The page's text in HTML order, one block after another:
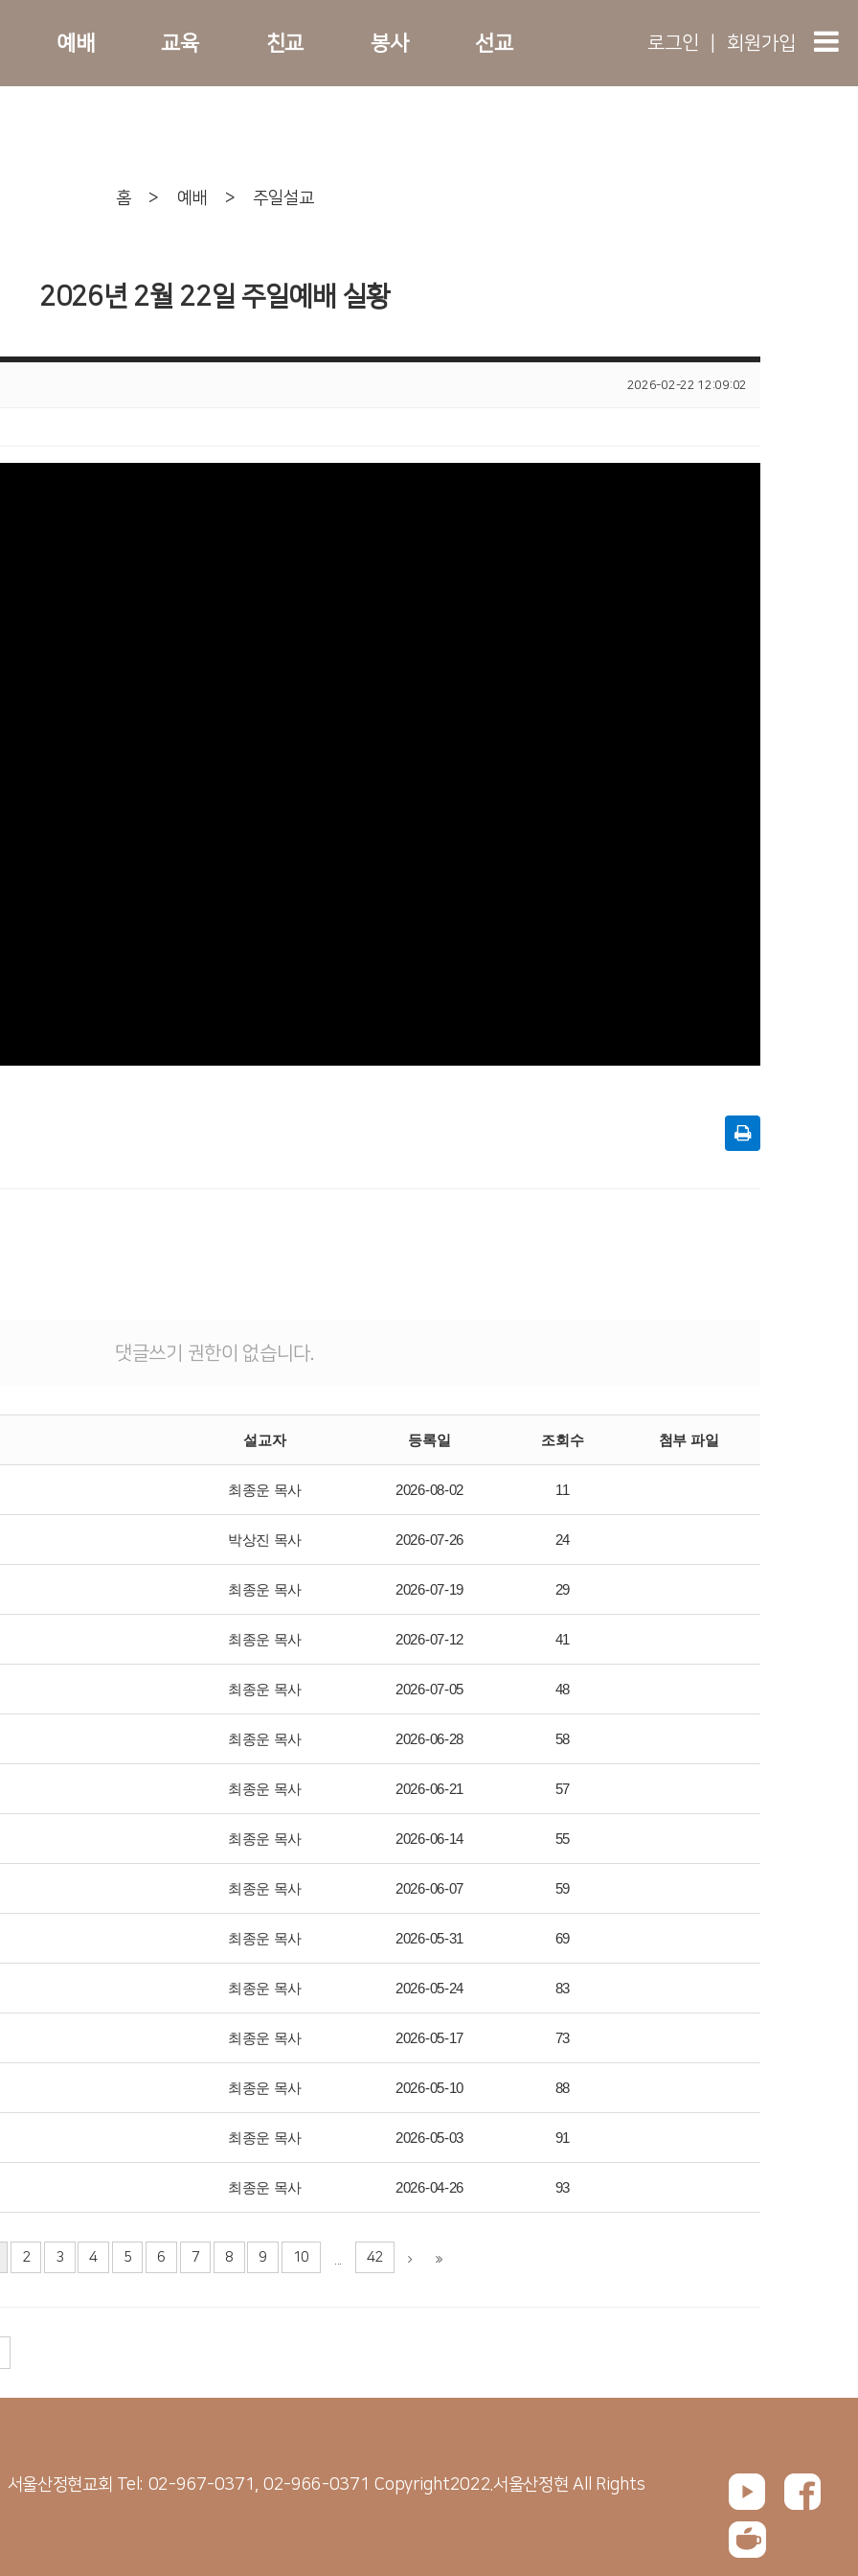
예배 교육 친교 봉사 선교 로그인 회원가입
홈 > 예배 > 주일설교
2026년 2월 22일 주일예배 실황
2026-02-22 12:09:02
댓글쓰기 권한이 없습니다.
설교자 등록일 조회수 첨부 파일
최종운 목사 2026-08-02 11
박상진 목사 2026-07-26 24
최종운 목사 2026-07-19 29
최종운 목사 2026-07-12 41
최종운 목사 2026-07-05 48
최종운 목사 2026-06-28 58
최종운 목사 2026-06-21 57
최종운 목사 2026-06-14 55
최종운 목사 2026-06-07 59
최종운 목사 2026-05-31 69
최종운 목사 2026-05-24 83
최종운 목사 2026-05-17 73
최종운 목사 2026-05-10 88
최종운 목사 2026-05-03 91
최종운 목사 2026-04-26 93
2 3 4 5 6 7 8 9 10 42
울산정현교회 Tel: 02-967-0371, 02-966-0371Copyright2022.서울산정현 All Rights